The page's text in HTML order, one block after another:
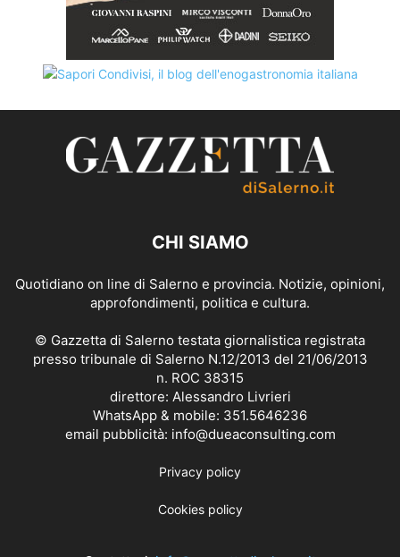
CHI SIAMO
Quotidiano on line di Salerno e provincia. Notizie, opinioni,
approfondimenti, politica e cultura.
© Gazzetta di Salerno testata giornalistica registrata
presso tribunale di Salerno N.12/2013 del 21/06/2013
n. ROC 38315
direttore: Alessandro Livrieri
WhatsApp & mobile: 351.5646236
email pubblicità: info@dueaconsulting.com
Privacy policy
Cookies policy